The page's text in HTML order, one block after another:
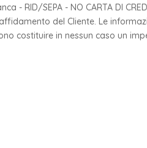
- RID/SEPA - NO CARTA DI
del Cliente. Le
costituire in nessun caso un